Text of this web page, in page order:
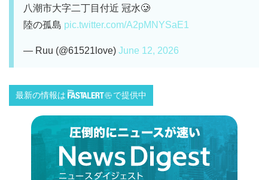
八潮市大字二丁目付近 冠水🥲︎
陸の孤島 pic.twitter.com/A2pMNYSaE1
— Ruu (@61521love) June 12, 2026
最新の情報は で提供中